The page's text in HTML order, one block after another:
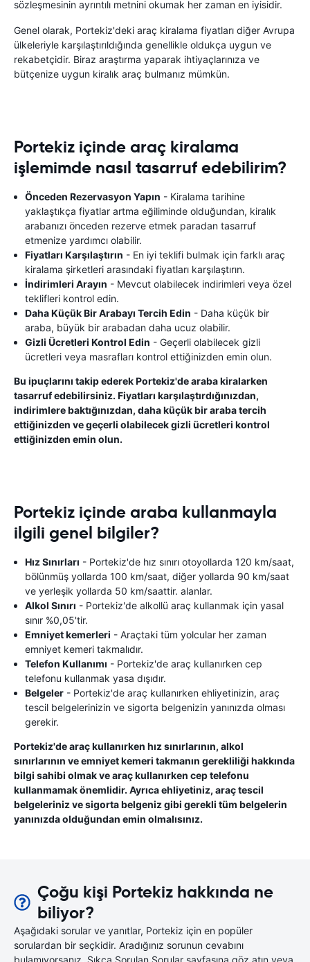
sözleşmesinin ayrıntılı metnini okumak her zaman en iyisidir.
Genel olarak, Portekiz'deki araç kiralama fiyatları diğer Avrupa
ülkeleriyle karşılaştırıldığında genellikle oldukça uygun ve
rekabetçidir. Biraz araştırma yaparak ihtiyaçlarınıza ve
bütçenize uygun kiralık araç bulmanız mümkün.
Portekiz içinde araç kiralama
işlemimde nasıl tasarruf edebilirim?
Önceden Rezervasyon Yapın - Kiralama tarihine
yaklaştıkça fiyatlar artma eğiliminde olduğundan, kiralık
arabanızı önceden rezerve etmek paradan tasarruf
etmenize yardımcı olabilir.
Fiyatları Karşılaştırın - En iyi teklifi bulmak için farklı araç
kiralama şirketleri arasındaki fiyatları karşılaştırın.
İndirimleri Arayın - Mevcut olabilecek indirimleri veya özel
teklifleri kontrol edin.
Daha Küçük Bir Arabayı Tercih Edin - Daha küçük bir
araba, büyük bir arabadan daha ucuz olabilir.
Gizli Ücretleri Kontrol Edin - Geçerli olabilecek gizli
ücretleri veya masrafları kontrol ettiğinizden emin olun.
Bu ipuçlarını takip ederek Portekiz'de araba kiralarken
tasarruf edebilirsiniz. Fiyatları karşılaştırdığınızdan,
indirimlere baktığınızdan, daha küçük bir araba tercih
ettiğinizden ve geçerli olabilecek gizli ücretleri kontrol
ettiğinizden emin olun.
Portekiz içinde araba kullanmayla
ilgili genel bilgiler?
Hız Sınırları - Portekiz'de hız sınırı otoyollarda 120 km/saat,
bölünmüş yollarda 100 km/saat, diğer yollarda 90 km/saat
ve yerleşik yollarda 50 km/saattir. alanlar.
Alkol Sınırı - Portekiz'de alkollü araç kullanmak için yasal
sınır %0,05'tir.
Emniyet kemerleri - Araçtaki tüm yolcular her zaman
emniyet kemeri takmalıdır.
Telefon Kullanımı - Portekiz'de araç kullanırken cep
telefonu kullanmak yasa dışıdır.
Belgeler - Portekiz'de araç kullanırken ehliyetinizin, araç
tescil belgelerinizin ve sigorta belgenizin yanınızda olması
gerekir.
Portekiz'de araç kullanırken hız sınırlarının, alkol
sınırlarının ve emniyet kemeri takmanın gerekliliği hakkında
bilgi sahibi olmak ve araç kullanırken cep telefonu
kullanmamak önemlidir. Ayrıca ehliyetiniz, araç tescil
belgeleriniz ve sigorta belgeniz gibi gerekli tüm belgelerin
yanınızda olduğundan emin olmalısınız.
Çoğu kişi Portekiz hakkında ne
biliyor?
Aşağıdaki sorular ve yanıtlar, Portekiz için en popüler
sorulardan bir seçkidir. Aradığınız sorunun cevabını
bulamıyorsanız, Sıkça Sorulan Sorular sayfasına göz atın veya